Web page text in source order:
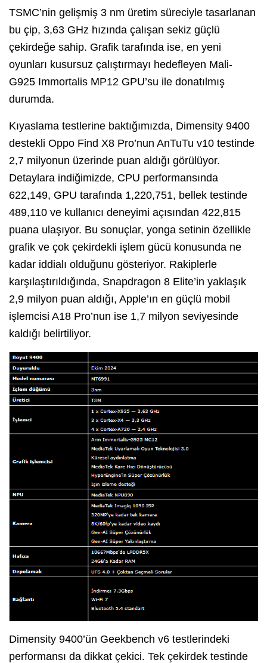
TSMC’nin gelişmiş 3 nm üretim süreciyle tasarlanan
bu çip, 3,63 GHz hızında çalışan sekiz güçlü
çekirdeğe sahip. Grafik tarafında ise, en yeni
oyunları kusursuz çalıştırmayı hedefleyen Mali-
G925 Immortalis MP12 GPU’su ile donatılmış
durumda.
Kıyaslama testlerine baktığımızda, Dimensity 9400
destekli Oppo Find X8 Pro’nun AnTuTu v10 testinde
2,7 milyonun üzerinde puan aldığı görülüyor.
Detaylara indiğimizde, CPU performansında
622,149, GPU tarafında 1,220,751, bellek testinde
489,110 ve kullanıcı deneyimi açısından 422,815
puana ulaşıyor. Bu sonuçlar, yonga setinin özellikle
grafik ve çok çekirdekli işlem gücü konusunda ne
kadar iddialı olduğunu gösteriyor. Rakiplerle
karşılaştırıldığında, Snapdragon 8 Elite’in yaklaşık
2,9 milyon puan aldığı, Apple’ın en güçlü mobil
işlemcisi A18 Pro’nun ise 1,7 milyon seviyesinde
kaldığı belirtiliyor.
Dimensity 9400’ün Geekbench v6 testlerindeki
performansı da dikkat çekici. Tek çekirdek testinde